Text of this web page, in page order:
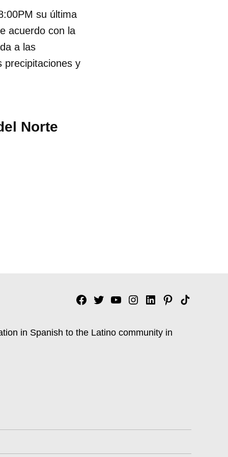
su última
acuerdo con la
a las
precipitaciones y
Norte
Facebook
TwitterYouTubeInstagram
Linkedin
Pinterest
Tik
in Spanish to the Latino community in